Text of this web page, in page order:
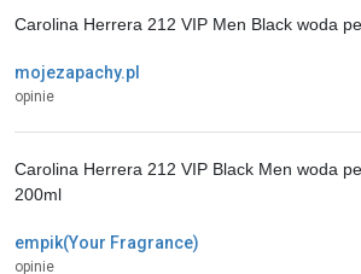
mojezapachy.pl
opinie
Carolina Herrera 212 VIP Men Black woda
empik(Your Fragrance)
opinie
Carolina Herrera 212 VIP Black Men woda
200ml